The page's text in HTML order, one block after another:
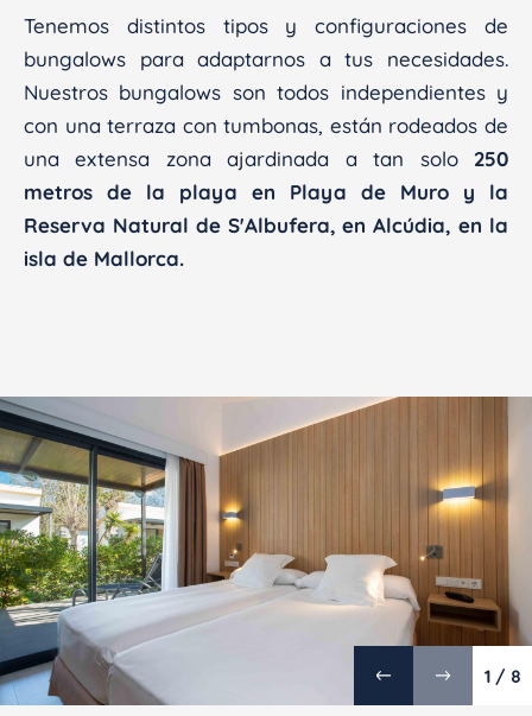
Tenemos distintos tipos y configuraciones de
bungalows para adaptarnos a tus necesidades.
Nuestros bungalows son todos independientes y
con una terraza con tumbonas, están rodeados de
una extensa zona ajardinada a tan solo 250
metros de la
playa en Playa de Muro y la
Reserva Natural de S'Albufera, en Alcúdia, en la
isla de Mallorca.
1 / 8